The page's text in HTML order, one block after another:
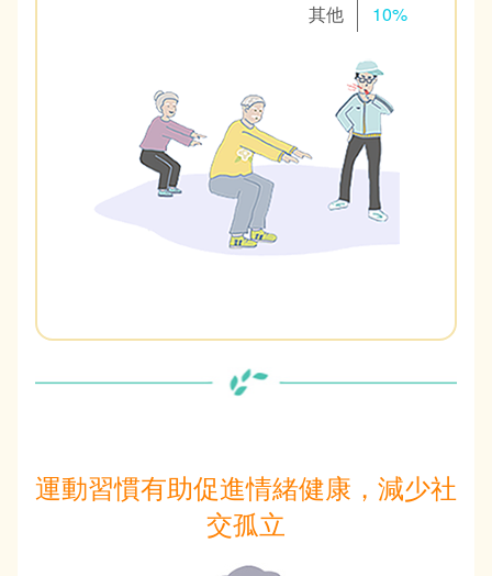
其他
10%
運動習慣有助促進情緒健康，減少社
交孤立